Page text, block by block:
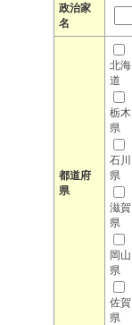
政治家
名
都道府
県
北海
道
栃木
県
石川
県
滋賀
県
岡山
県
佐賀
県